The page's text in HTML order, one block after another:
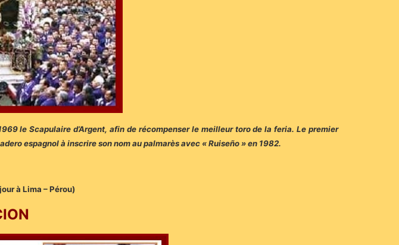
le Scapulaire d’Argent, afin de récompenser le meilleur toro de la feria. Le premier
espagnol à inscrire son nom au palmarès avec « Ruiseño » en 1982.
à Lima – Pérou)